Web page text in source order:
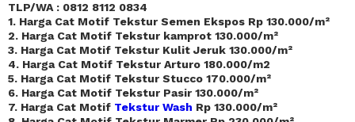
TLP/WA : 0812 8112 0834
1. Harga Cat Motif Tekstur Semen Ekspos Rp 130.000/m²
2. Harga Cat Motif Tekstur kamprot 130.000/m²
3. Harga Cat Motif Tekstur Kulit Jeruk 130.000/m²
4. Harga Cat Motif Tekstur Arturo 180.000/m2
5. Harga Cat Motif Tekstur Stucco 170.000/m²
6. Harga Cat Motif Tekstur Pasir 130.000/m²
7. Harga Cat Motif Tekstur Wash Rp 130.000/m²